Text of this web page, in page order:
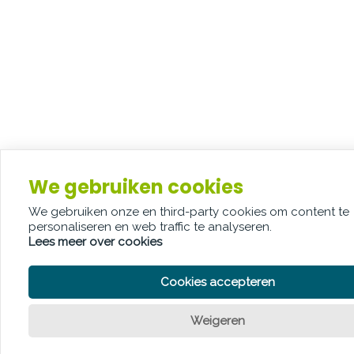
We gebruiken cookies
We gebruiken onze en third-party cookies om content te
personaliseren en web traffic te analyseren.
Lees meer over cookies
Cookies accepteren
Weigeren